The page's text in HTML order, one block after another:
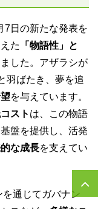
7日の新たな発表を
た
「物語性」と
した。アザラシが
羽ばたき、夢を追
を与えています。
スト は、この物語
盤を提供し、活発
な成長を支えてい
通じてガバナン